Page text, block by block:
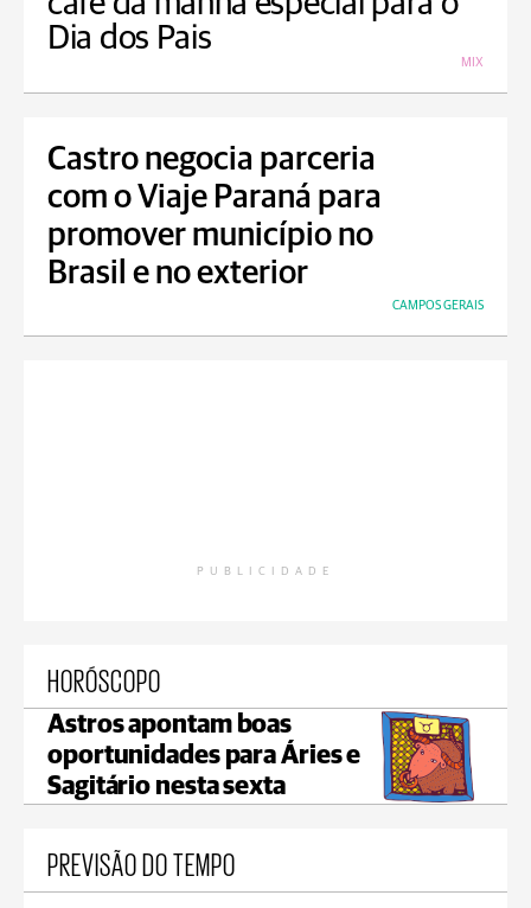
Dia dos Pais
MIX
Castro negocia parceria
com o Viaje Paraná para
promover município no
Brasil e no exterior
CAMPOS GERAIS
PUBLICIDADE
HORÓSCOPO
Astros apontam boas
oportunidades para Áries e
Sagitário nesta sexta
PREVISÃO DO TEMPO